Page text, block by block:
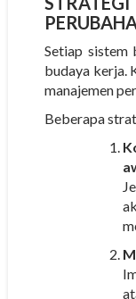
Setiap sistem
budaya kerja.
manajemen
Beberapa